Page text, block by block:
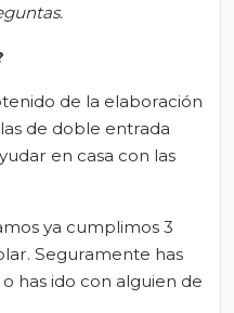
de la elaboración
de doble entrada
en casa con las
ya cumplimos 3
Seguramente has
has ido con alguien de